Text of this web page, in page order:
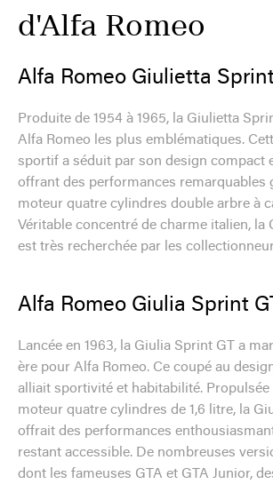
d'Alfa Romeo
Alfa Romeo Giulietta
Produite de 1954 à 1965, la Giulietta
Alfa Romeo les plus emblématiques.
sportif a séduit par son design compact
offrant des performances remarquables
moteur quatre cylindres double arbre à
Véritable concentré de charme italien, la
est très recherchée par les
Alfa Romeo Giulia Sprint
Lancée en 1963, la Giulia Sprint GT a
ère pour Alfa Romeo. Ce coupé au
alliait sportivité et habitabilité.
moteur quatre cylindres de 1,6 litre, la
offrait des performances
restant accessible. De nombreuses
dont les fameuses GTA et GTA Junior,